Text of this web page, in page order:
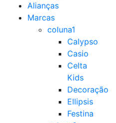
Alianças
Marcas
coluna1
Calypso
Casio
Celta
Kids
Decoração
Ellipsis
Festina